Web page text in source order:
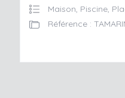
où Louis XIV s’est marié.
promenades le long de
même d’une partie de
MAISON SUD
Maison, Piscine,
Référence :